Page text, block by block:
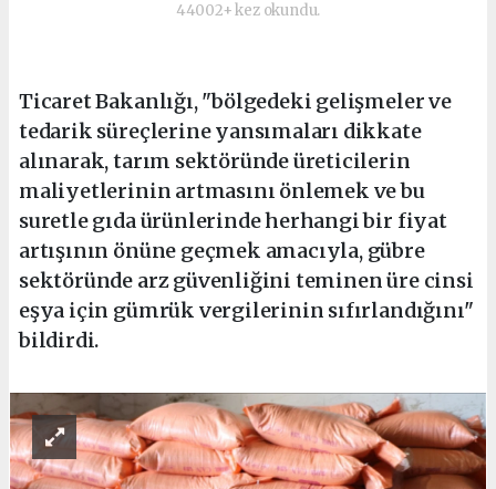
44002+ kez okundu.
Ticaret Bakanlığı, "bölgedeki gelişmeler ve
tedarik süreçlerine yansımaları dikkate
alınarak, tarım sektöründe üreticilerin
maliyetlerinin artmasını önlemek ve bu
suretle gıda ürünlerinde herhangi bir fiyat
artışının önüne geçmek amacıyla, gübre
sektöründe arz güvenliğini teminen üre cinsi
eşya için gümrük vergilerinin sıfırlandığını"
bildirdi.